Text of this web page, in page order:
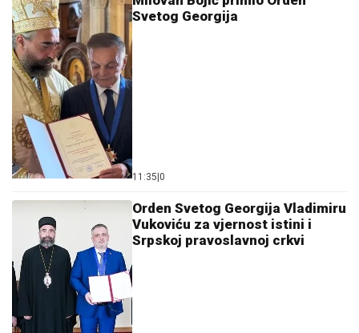
Svetog Georgija
11:35 0
Orden Svetog Georgija Vladimiru
Vukoviću za vjernost istini i
Srpskoj pravoslavnoj crkvi